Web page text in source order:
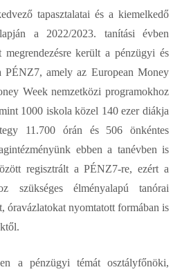
tapasztalatai és a kiemelkedő
a 2022/2023. tanítási évben
került a pénzügyi és
PÉNZ7, amely az European Money
Week nemzetközi programokhoz
1000 iskola közel 140 ezer diákja
11.700 órán és 506 önkéntes
ebben a tanévben is
regisztrált a PÉNZ7-re, ezért a
szükséges élményalapú tanórai
óravázlatokat nyomtatott formában is
a pénzügyi témát osztályfőnöki,